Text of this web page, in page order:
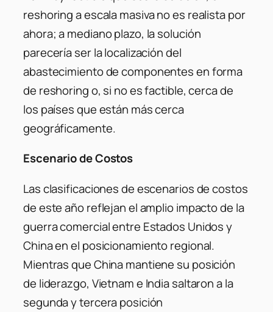
reshoring a escala masiva no es realista por
ahora; a mediano plazo, la solución
parecería ser la localización del
abastecimiento de componentes en forma
de reshoring o, si no es factible, cerca de
los países que están más cerca
geográficamente.
Escenario de Costos
Las clasificaciones de escenarios de costos
de este año reflejan el amplio impacto de la
guerra comercial entre Estados Unidos y
China en el posicionamiento regional.
Mientras que China mantiene su posición
de liderazgo, Vietnam e India saltaron a la
segunda y tercera posición